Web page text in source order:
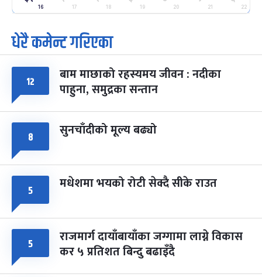
मंगल फाल्गुन २५, २०८३ Mar 9, 2027
७
आइत
पूर्णिमा व्रत
चैत्र ७, २०८३-Mar 21, 2027
८ फागुपूर्णिमा
चैत्र ८, २०८३-Mar 22, 2027
७ महिना बाँकी
16 17 18 19 20 21 22
धेरै कमेन्ट गरिएका
१२ बाम माछाको रहस्यमय जीवन : नदीका
पाहुना, समुद्रका सन्तान
८ सुनचाँदीको मूल्य बढ्यो
५ मधेशमा भयको रोटी सेक्दै सीके राउत
५ राजमार्ग दायाँबायाँका जग्गामा लाग्ने विकास
कर ५ प्रतिशत बिन्दु बढाइँदै